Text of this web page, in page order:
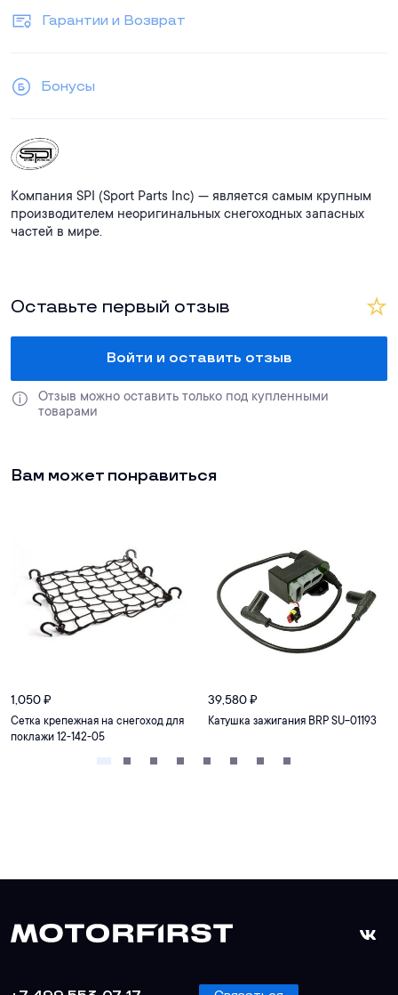
Гарантии и Возврат
Бонусы
Компания SPI (Sport Parts Inc) — является самым крупным
производителем неоригинальных снегоходных запасных
частей в мире.
Оставьте первый отзыв
Войти и оставить отзыв
Отзыв можно оставить только под купленными
товарами
Вам может понравиться
1,050₽
Сетка крепежная на снегоход для
поклажи 12-142-05
39,580₽
Катушка зажигания BRP SU-01193